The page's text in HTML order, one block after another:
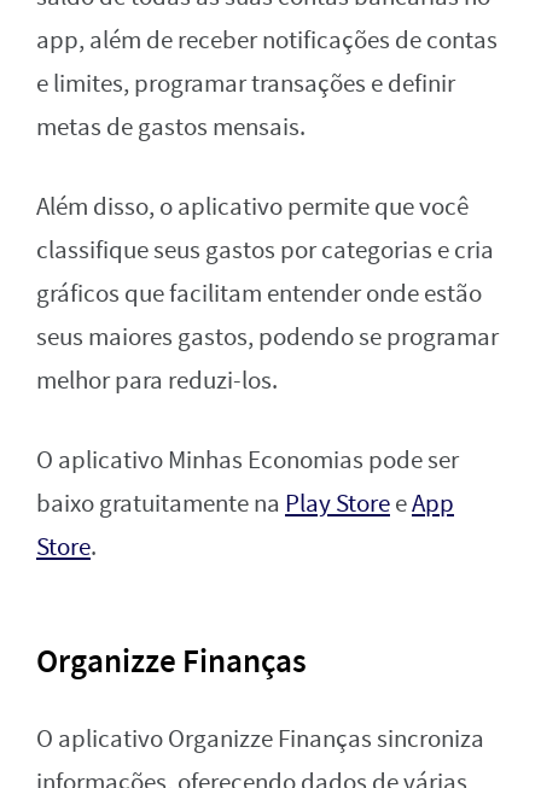
app, além de receber notificações de contas
e limites, programar transações e definir
metas de gastos mensais.
Além disso, o aplicativo permite que você
classifique seus gastos por categorias e cria
gráficos que facilitam entender onde estão
seus maiores gastos, podendo se programar
melhor para reduzi-los.
O aplicativo Minhas Economias pode ser
baixo gratuitamente na Play StoreeApp
Store.
Organizze Finanças
O aplicativo Organizze Finanças sincroniza